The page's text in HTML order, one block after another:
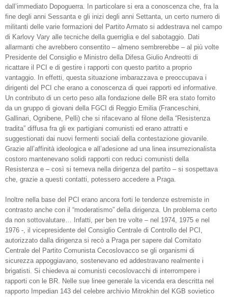
dall’immediato Dopoguerra. In particolare si era a conoscenza che, fra la
fine degli anni Sessanta e gli inizi degli anni Settanta, un certo numero di
militanti delle varie formazioni del Partito Armato si addestrava nel campo
di Karlovy Vary alle tecniche della guerriglia e del sabotaggio. Dati
allarmanti che avrebbero consentito – almeno sembrerebbe – al più volte
Presidente del Consiglio e Ministro della Difesa Giulio Andreotti di
ricattare il PCI e di gestire i rapporti con questo partito a proprio
vantaggio. In effetti, questa situazione imbarazzava e preoccupava i
dirigenti del PCI che erano a conoscenza di quei rapporti ed informative.
Un contributo di un certo peso alla fondazione delle BR era stato fornito
da un gruppo di giovani della FGCI di Reggio Emilia (Franceschini,
Gallinari, Ognibene, Pelli) che si rifacevano al filone della “Resistenza
tradita” diffusa fra gli ex partigiani comunisti ed erano attratti e
suggestionati dai nuovi fermenti sociali della contestazione giovanile.
Grazie all’affinità ideologica e all’adesione ad una linea insurrezionalista
costoro mantenevano solidi rapporti con reduci comunisti della
Resistenza e – così si temeva nella dirigenza del partito – si sospettava
che, grazie a questi contatti, potessero accedere a Praga.
Inoltre nella base del PCI erano ancora forti le tendenze estremiste in
contrasto anche con il “moderatismo” della dirigenza. Un problema certo
da non sottovalutare… Infatti, per ben tre volte – nel 1974, 1975 e nel
1976 -, il vicepresidente del Consiglio Centrale di Controllo del PCI,
autorizzato dalla dirigenza si recò a Praga per sapere dal Comitato
Centrale del Partito Comunista Cecoslovacco se gli organismi di
sicurezza appoggiavano, sostenevano ed addestravano realmente i
brigatisti. Si chiedeva ai comunisti cecoslovacchi di interrompere i
rapporti con le BR. Nelle sue linee generale la vicenda era descritta nel
rapporto Impedian 143 del celebre archivio Mitrokhin del KGB sovietico